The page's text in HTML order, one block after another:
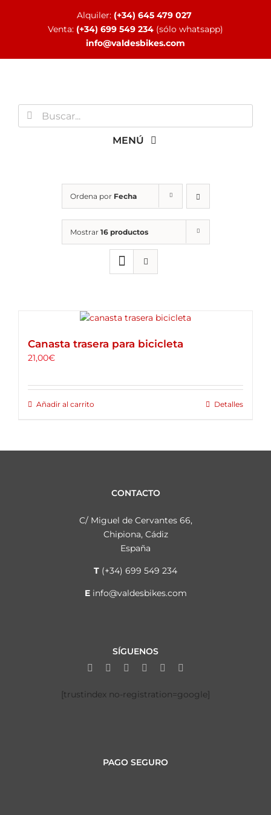
Alquiler: (+34) 645 479 027
Venta: (+34) 699 549 234 (sólo whatsapp)
info@valdesbikes.com
Buscar:
MENÚ
ALQUILER DE BICICLETAS
BLOG
Ordena por Fecha
Mostrar 16 productos
Canasta trasera para bicicleta
21,00€
Añadir al carrito Detalles
CONTACTO
C/ Miguel de Cervantes 66,
Chipiona, Cádiz
España
T (+34) 699 549 234
E info@valdesbikes.com
SÍGUENOS
[trustindex no-registration=google]
PAGO SEGURO